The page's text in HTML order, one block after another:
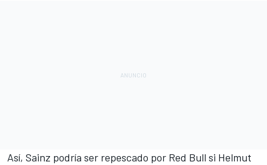
Así, Sainz podría ser repescado por Red Bull si Helmut